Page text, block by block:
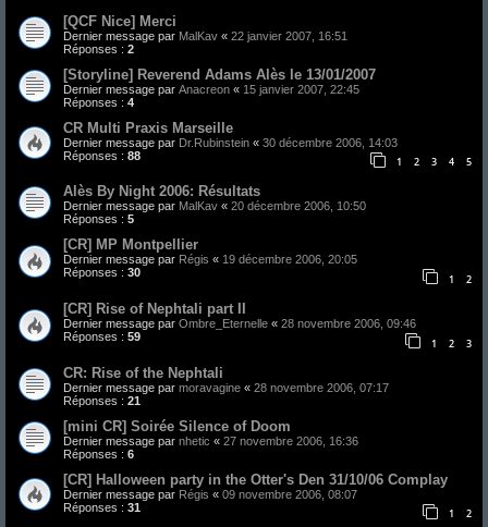
[QCF Nice] Merci
Dernier message par MalKav « 22 janvier 2007, 16:51
Réponses : 2
[Storyline] Reverend Adams Alès le 13/01/2007
Dernier message par Anacreon « 15 janvier 2007, 22:45
Réponses : 4
CR Multi Praxis Marseille
Dernier message par Dr.Rubinstein « 30 décembre 2006, 14:03
Réponses : 88 1 2 3 4 5
Alès By Night 2006: Résultats
Dernier message par MalKav « 20 décembre 2006, 10:50
Réponses : 5
[CR] MP Montpellier
Dernier message par Régis « 19 décembre 2006, 20:05
Réponses : 30 1 2
[CR] Rise of Nephtali part II
Dernier message par Ombre_Eternelle « 28 novembre 2006, 09:46
Réponses : 59 1 2 3
CR: Rise of the Nephtali
Dernier message par moravagine « 28 novembre 2006, 07:17
Réponses : 21
[mini CR] Soirée Silence of Doom
Dernier message par nhetic « 27 novembre 2006, 16:36
Réponses : 6
[CR] Halloween party in the Otter's Den 31/10/06 Complay
Dernier message par Régis « 09 novembre 2006, 08:07
Réponses : 31 1 2